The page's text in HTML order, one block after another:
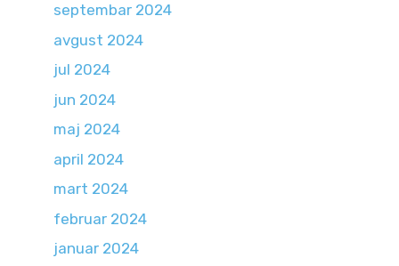
septembar 2024
avgust 2024
jul 2024
jun 2024
maj 2024
april 2024
mart 2024
februar 2024
januar 2024